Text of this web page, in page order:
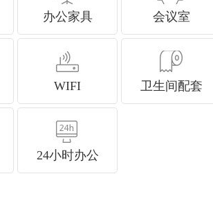
办公家具 会议室
WIFI 卫生间配套
24小时办公